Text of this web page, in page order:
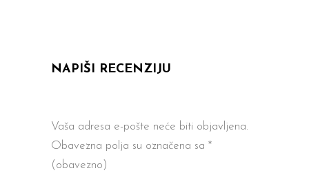
NAPIŠI RECENZIJU
Vaša adresa e-pošte neće biti objavljena.
Obavezna polja su označena sa *
(obavezno)